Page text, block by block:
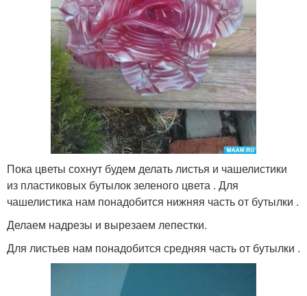
Пока цветы сохнут будем делать листья и чашелистики
из пластиковых бутылок зеленого цвета . Для
чашелистика нам понадобится нижняя часть от бутылки .
Делаем надрезы и вырезаем лепестки.
Для листьев нам понадобится средняя часть от бутылки .